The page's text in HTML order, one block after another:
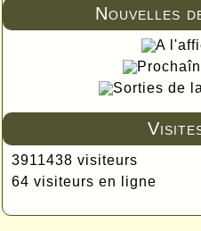
Nouvelles
A
Sorties de
3911438 visiteurs
64 visiteurs en ligne